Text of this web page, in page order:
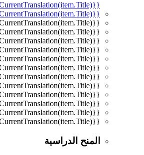
{{mmc.getCurrentTranslation(item.Title)}}
{{mmc.getCurrentTranslation(item.Title)}}
{{mmc.getCurrentTranslation(item.Title)}}
{{mmc.getCurrentTranslation(item.Title)}}
{{mmc.getCurrentTranslation(item.Title)}}
{{mmc.getCurrentTranslation(item.Title)}}
{{mmc.getCurrentTranslation(item.Title)}}
{{mmc.getCurrentTranslation(item.Title)}}
{{mmc.getCurrentTranslation(item.Title)}}
{{mmc.getCurrentTranslation(item.Title)}}
{{mmc.getCurrentTranslation(item.Title)}}
{{mmc.getCurrentTranslation(item.Title)}}
{{mmc.getCurrentTranslation(item.Title)}}
{{mmc.getCurrentTranslation(item.Title)}}
المنح الدراسية